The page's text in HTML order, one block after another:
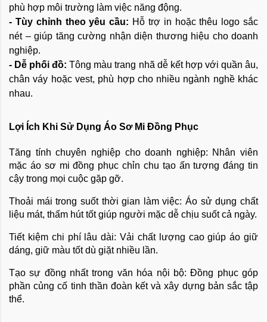
phù hợp môi trường làm việc năng động.
- Tùy chỉnh theo yêu cầu: Hỗ trợ in hoặc thêu logo sắc
nét – giúp tăng cường nhận diện thương hiệu cho doanh
nghiệp.
- Dễ phối đồ: Tông màu trang nhã dễ kết hợp với quần âu,
chân váy hoặc vest, phù hợp cho nhiều ngành nghề khác
nhau.
Lợi Ích Khi Sử Dụng Áo Sơ Mi Đồng Phục
Tăng tính chuyên nghiệp cho doanh nghiệp: Nhân viên
mặc áo sơ mi đồng phục chỉn chu tạo ấn tượng đáng tin
cậy trong mọi cuộc gặp gỡ.
Thoải mái trong suốt thời gian làm việc: Áo sử dụng chất
liệu mát, thấm hút tốt giúp người mặc dễ chịu suốt cả ngày.
Tiết kiệm chi phí lâu dài: Vải chất lượng cao giúp áo giữ
dáng, giữ màu tốt dù giặt nhiều lần.
Tạo sự đồng nhất trong văn hóa nội bộ: Đồng phục góp
phần củng cố tinh thần đoàn kết và xây dựng bản sắc tập
thể.